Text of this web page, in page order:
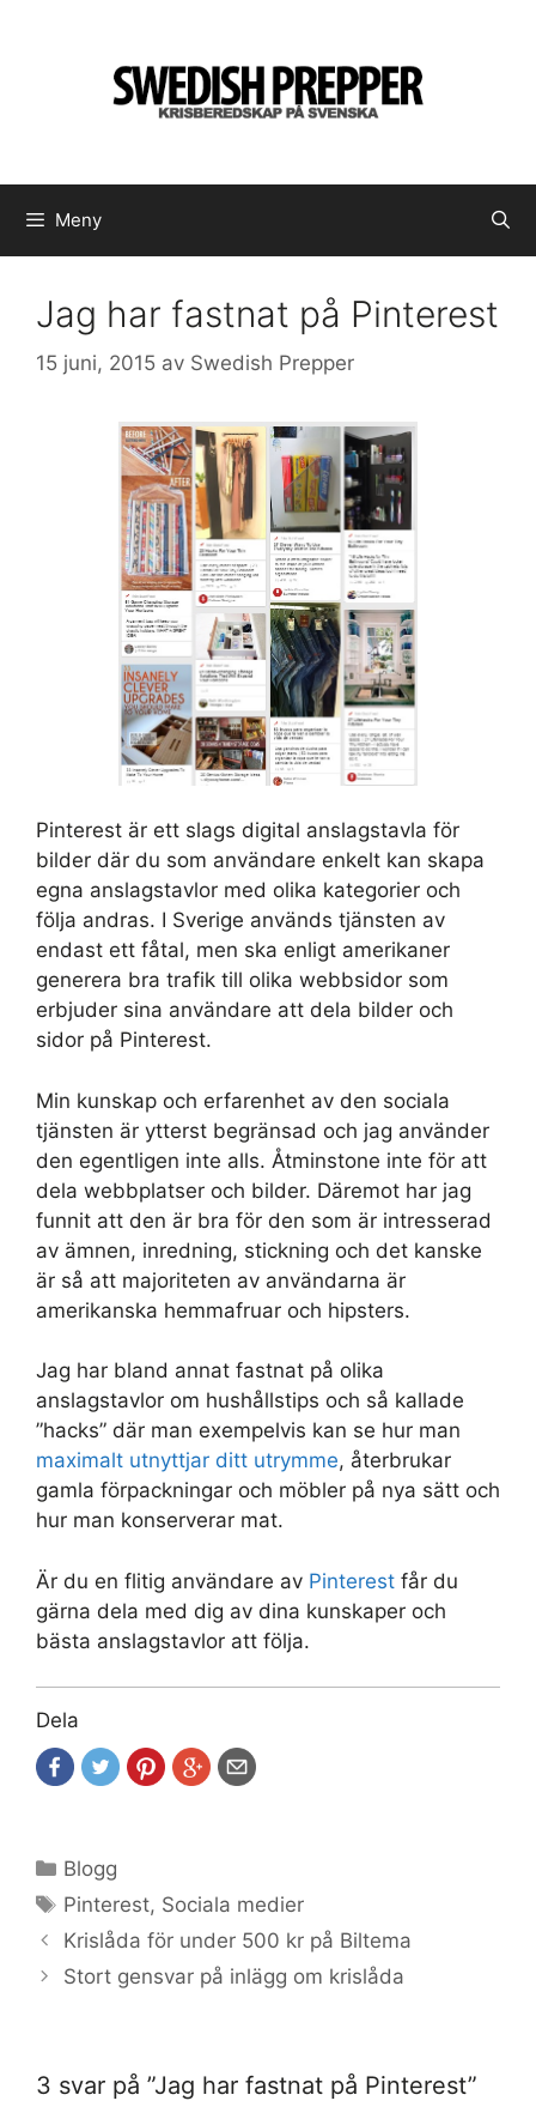
Meny
Jag har fastnat på Pinterest
15 juni, 2015 av Swedish Prepper
Pinterest är ett slags digital anslagstavla för
bilder där du som användare enkelt kan skapa
egna anslagstavlor med olika kategorier och
följa andras. I Sverige används tjänsten av
endast ett fåtal, men ska enligt amerikaner
generera bra trafik till olika webbsidor som
erbjuder sina användare att dela bilder och
sidor på Pinterest.
Min kunskap och erfarenhet av den sociala
tjänsten är ytterst begränsad och jag använder
den egentligen inte alls. Åtminstone inte för att
dela webbplatser och bilder. Däremot har jag
funnit att den är bra för den som är intresserad
av ämnen, inredning, stickning och det kanske
är så att majoriteten av användarna är
amerikanska hemmafruar och hipsters.
Jag har bland annat fastnat på olika
anslagstavlor om hushållstips och så kallade
”hacks” där man exempelvis kan se hur man
maximalt utnyttjar ditt utrymme, återbrukar
gamla förpackningar och möbler på nya sätt och
hur man konserverar mat.
Är du en flitig användare av Pinterest får du
gärna dela med dig av dina kunskaper och
bästa anslagstavlor att följa.
Dela
Kategorier
Blogg
Etiketter
Pinterest, Sociala medier
Krislåda för under 500 kr på Biltema
Stort gensvar på inlägg om krislåda
3 svar på ”Jag har fastnat på Pinterest”